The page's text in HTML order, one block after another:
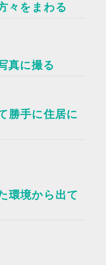
々をまわる
真に撮る
勝手に住居に
環境から出て